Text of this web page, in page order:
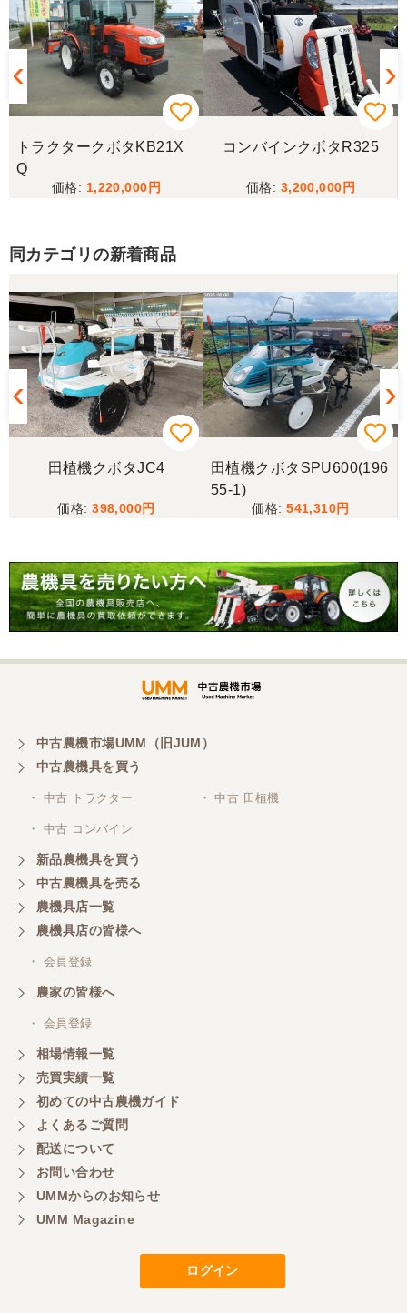
引き取りに行くまでに 時間が掛かってしまって
待っていて頂き有り難うございました。
山梨県／樋野進悦
メールの返信がなかったので、残念ですが、こちら
からキャンセルのメールを送った。
うございました。
山梨県／じん
整備された中古のバインダーを探していて、金額も
だいたい予算内だったのですぐに決めました！ それ
から陸送が可能という所も大きな決め手で、良い買
い物が出来たと非常に満足しております。
山梨県／今井基史
この度は、迅速な対応ありがとうございました。た
だ、メールに記載の配達の受け取りについてタイム
ラグがあり少しとまどいましたので、星をひとつの
山梨県／
迅速丁寧にご対応くださいました。この度はありが
です。
山梨県／井上農場
このたびはお取引ありがとうございました。 梱包も
山梨県／
商談成立の連絡をいたいておりません。
山梨県／中川
このたびは、ありがとうございました。
山梨県／好ちゃん
大変いい商品で草刈り作業で活躍しています
トラクタークボタKB21X
Q
1,220,000
コンバインクボタR325
3,200,000
同カテゴリの新着商品
田植機クボタJC4
398,000
田植機クボタSPU600(196
55-1)
541,310
中古農機市場UMM（旧JUM）
中古農機具を買う
・ 中古 トラクター ・ 中古 田植機
・ 中古 コンバイン
新品農機具を買う
中古農機具を売る
農機具店一覧
農機具店の皆様へ
・ 会員登録
農家の皆様へ
・ 会員登録
相場情報一覧
売買実績一覧
初めての中古農機ガイド
よくあるご質問
配送について
お問い合わせ
UMMからのお知らせ
UMM Magazine
ログイン